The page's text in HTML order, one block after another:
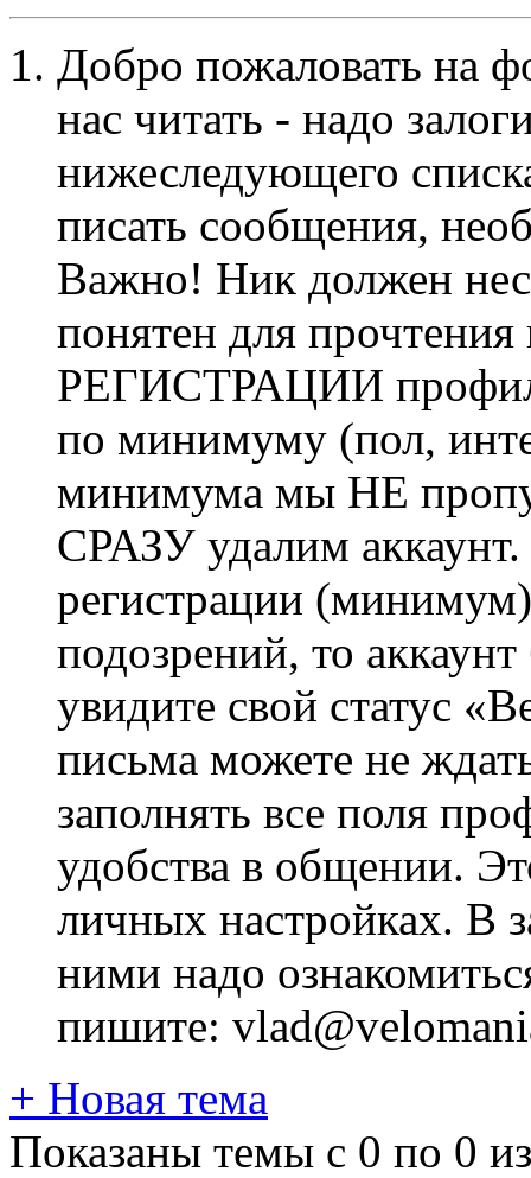
Добро пожаловать на
нас читать - надо
нижеследующего
писать сообщения,
Важно! Ник должен
понятен для
РЕГИСТРАЦИИ профиль
по минимуму (пол,
минимума мы НЕ
СРАЗУ удалим
регистрации
подозрений, то
увидите свой статус
письма можете не
заполнять все поля
удобства в общении.
личных настройках. В
ними надо
пишите:
+ Новая тема
Показаны темы с 0 по 0